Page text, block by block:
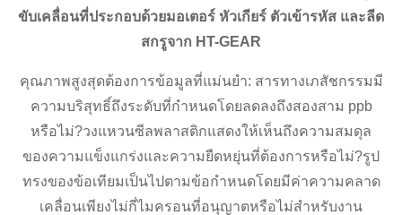
ขับเคลื่อนที่ประกอบด้วยมอเตอร์ หัวเกียร์ ตัวเข้ารหัส และลีด
สกรูจาก HT-GEAR
คุณภาพสูงสุดต้องการข้อมูลที่แม่นยำ: สารทางเภสัชกรรมมี
ความบริสุทธิ์ถึงระดับที่กำหนดโดยลดลงถึงสองสาม ppb
หรือไม่?วงแหวนซีลพลาสติกแสดงให้เห็นถึงความสมดุล
ของความแข็งแกร่งและความยืดหยุ่นที่ต้องการหรือไม่?รูป
ทรงของข้อเทียมเป็นไปตามข้อกำหนดโดยมีค่าความคลาด
เคลื่อนเพียงไม่กี่ไมครอนที่อนุญาตหรือไม่สำหรับงาน